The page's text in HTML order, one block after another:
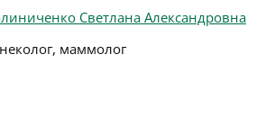
Светлана Александровна
маммолог